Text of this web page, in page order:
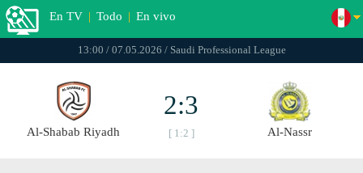
En TV | Todo | En vivo
13:00 / 07.05.2026 / Saudi Professional League
Al-Shabab Riyadh
2:3
[ 1:2 ] Al-Nassr